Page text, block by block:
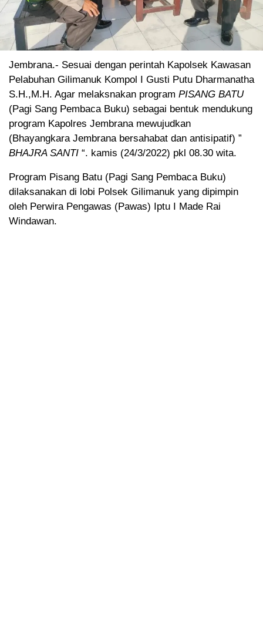
Jembrana.- Sesuai dengan perintah Kapolsek Kawasan
Pelabuhan Gilimanuk Kompol I Gusti Putu Dharmanatha
S.H.,M.H. Agar melaksnakan program PISANG BATU
(Pagi Sang Pembaca Buku) sebagai bentuk mendukung
program Kapolres Jembrana mewujudkan
(Bhayangkara Jembrana bersahabat dan antisipatif) ”
BHAJRA SANTI “. kamis (24/3/2022) pkl 08.30 wita.
Program Pisang Batu (Pagi Sang Pembaca Buku)
dilaksanakan di lobi Polsek Gilimanuk yang dipimpin
oleh Perwira Pengawas (Pawas) Iptu I Made Rai
Windawan.